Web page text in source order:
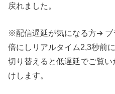
戻れました。
※配信遅延が気になる方➔ ブ
倍にしリアルタイム2,3秒前
切り替えると低遅延でご覧
けします。